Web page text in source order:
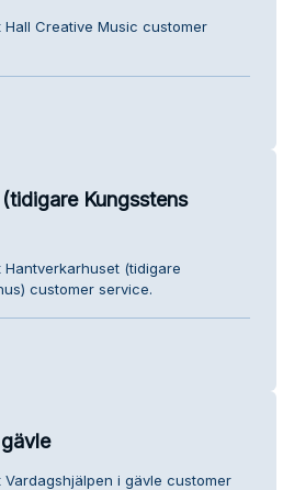
Creative Music customer
Kungsstens
(tidigare
customer service.
i gävle customer